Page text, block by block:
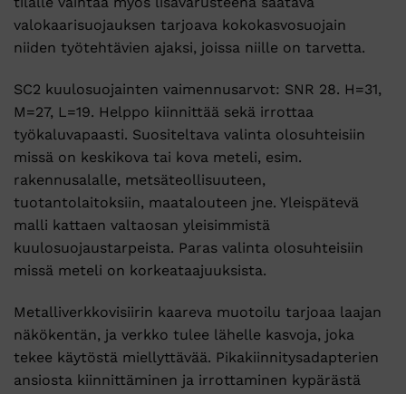
valokaarisuojauksen tarjoava kokokasvosuojain
niiden työtehtävien ajaksi, joissa niille on tarvetta.
SC2 kuulosuojainten vaimennusarvot: SNR 28. H=31,
M=27, L=19. Helppo kiinnittää sekä irrottaa
työkaluvapaasti. Suositeltava valinta olosuhteisiin
missä on keskikova tai kova meteli, esim.
rakennusalalle, metsäteollisuuteen,
tuotantolaitoksiin, maatalouteen jne. Yleispätevä
malli kattaen valtaosan yleisimmistä
kuulosuojaustarpeista. Paras valinta olosuhteisiin
missä meteli on korkeataajuuksista.
Metalliverkkovisiirin kaareva muotoilu tarjoaa laajan
näkökentän, ja verkko tulee lähelle kasvoja, joka
tekee käytöstä miellyttävää. Pikakiinnitysadapterien
ansiosta kiinnittäminen ja irrottaminen kypärästä